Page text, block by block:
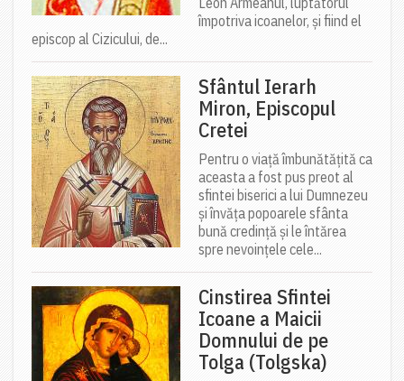
împotriva icoanelor, și fiind el
episcop al Cizicului, de...
Sfântul Ierarh
Miron, Episcopul
Cretei
Pentru o viață îmbunătățită ca
aceasta a fost pus preot al
sfintei biserici a lui Dumnezeu
și învăța popoarele sfânta
bună credință și le întărea
spre nevoințele cele...
Cinstirea Sfintei
Icoane a Maicii
Domnului de pe
Tolga (Tolgska)